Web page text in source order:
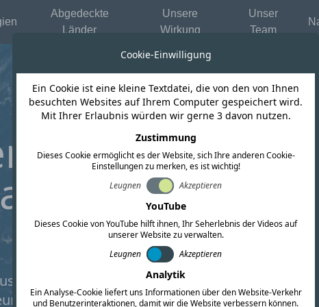
Abgedeckte
Länder
Unsere
Wirkung
Unser
Team
für
Experten für regulatorische
unterstützt Sie in jeder Phase Ihres
Cookie-Einwilligung
Ein Cookie ist eine kleine Textdatei, die von den von Ihnen
besuchten Websites auf Ihrem Computer gespeichert wird.
Mit Ihrer Erlaubnis würden wir gerne 3 davon nutzen.
Zustimmung
Dieses Cookie ermöglicht es der Website, sich Ihre anderen Cookie-
Einstellungen zu merken, es ist wichtig!
Leugnen
Akzeptieren
YouTube
Dieses Cookie von YouTube hilft ihnen, Ihr Seherlebnis der Videos auf
unserer Website zu verwalten.
Leugnen
Akzeptieren
Analytik
Ein Analyse-Cookie liefert uns Informationen über den Website-Verkehr
und Benutzerinteraktionen, damit wir die Website verbessern können.